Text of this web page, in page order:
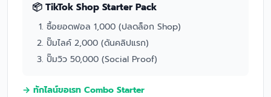
📦 TikTok Shop Starter Pack
ซื้อยอดฟอล 1,000 (ปลดล็อก Shop)
ปั๊มไลค์ 2,000 (ดันคลิปแรก)
ปั๊มวิว 50,000 (Social Proof)
→ ทักไลน์ขอเรท Combo Starter